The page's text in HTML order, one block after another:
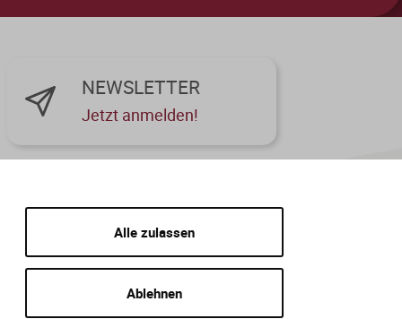
Alle zulassen
Ablehnen
NEWSLETTER
Jetzt anmelden!